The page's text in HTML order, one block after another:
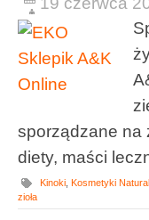
sporządzane na
diety, maści
Kinoki Kosmetyki
zioła